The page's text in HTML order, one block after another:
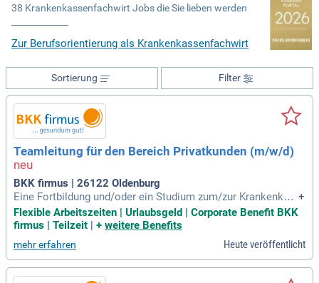
38 Krankenkassenfachwirt Jobs die Sie lieben werden
Zur Berufsorientierung als Krankenkassenfachwirt
Filter
Sortierung
Teamleitung für den Bereich Privatkunden (m/w/d)
BKK firmus | 26122 Oldenburg
Eine Fortbildung und/oder ein Studium zum/zur Krankenkas
senfachwirt/in, Betriebswirt/in oder eine ähnliche berufsbez
ogene Fortbildung ist wünschenswert.
+
Flexible Arbeitszeiten | Urlaubsgeld | Corporate Benefit BKK
firmus | Teilzeit
+ weitere Benefits
mehr erfahren Heute veröffentlicht